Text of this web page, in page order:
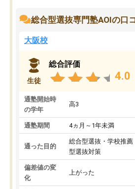
総合型選抜専門塾AOIの口
大阪校
生徒
総合評価
4.0
通塾開始時
の学年
高3
通塾期間 4ヵ月～1年未満
通った目的
総合型選抜・学校推薦
型選抜対策
偏差値の変
化
上がった